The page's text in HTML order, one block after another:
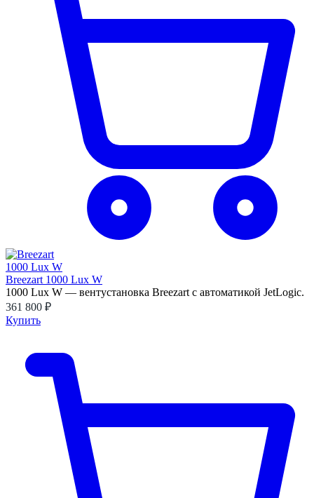
Breezart 1000 Lux W
1000 Lux W — вентустановка Breezart с автоматикой JetLogic.
361 800 ₽
Купить